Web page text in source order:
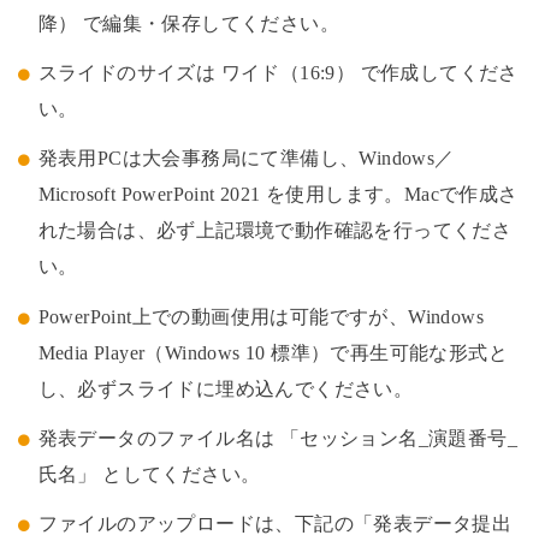
降） で編集・保存してください。
スライドのサイズは ワイド（16:9） で作成してくださ
い。
発表用PCは大会事務局にて準備し、Windows／
Microsoft PowerPoint 2021 を使用します。Macで作成さ
れた場合は、必ず上記環境で動作確認を行ってくださ
い。
PowerPoint上での動画使用は可能ですが、Windows
Media Player（Windows 10 標準）で再生可能な形式と
し、必ずスライドに埋め込んでください。
発表データのファイル名は 「セッション名_演題番号_
氏名」 としてください。
ファイルのアップロードは、下記の「発表データ提出